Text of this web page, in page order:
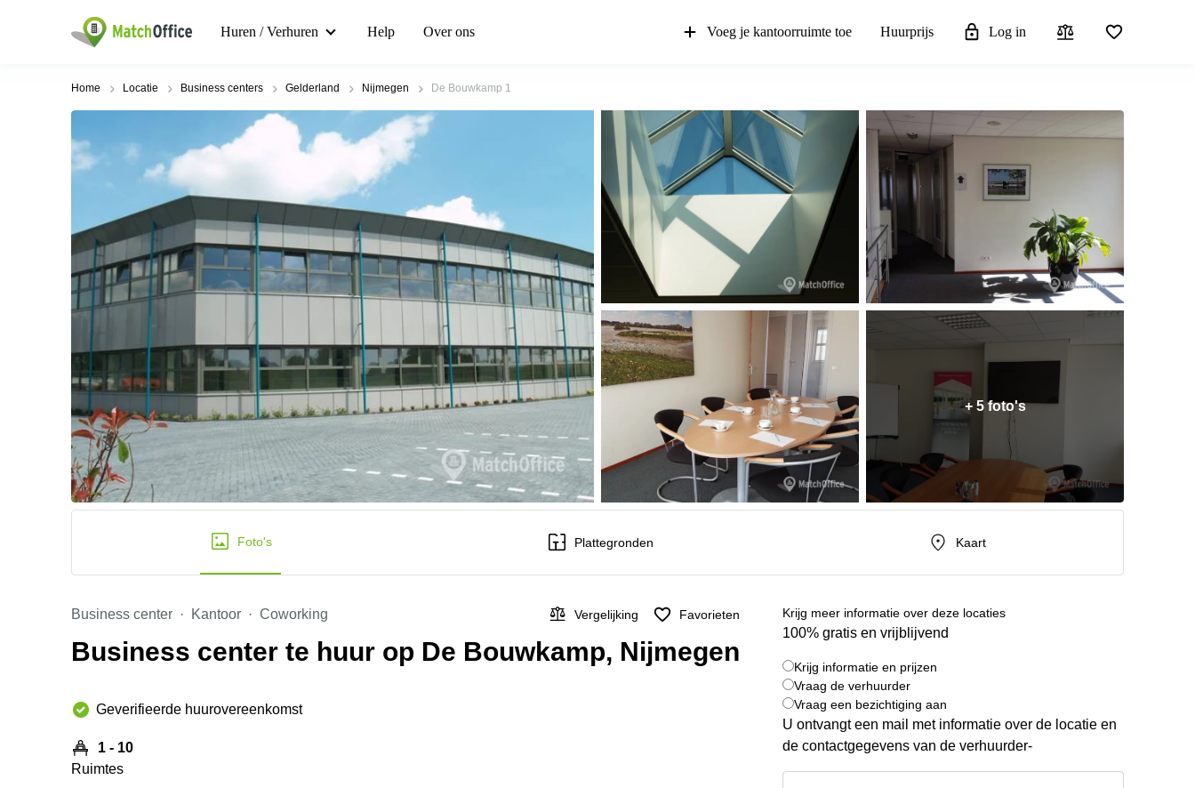
Huren / Verhuren Help Over ons Voeg je kantoorruimte toe Huurprijs Log in
Home Locatie Business centers Gelderland Nijmegen De Bouwkamp 1
+ 5 foto's
Foto's Plattegronden Kaart
Business center Kantoor Coworking Vergelijking Favorieten
Business center te huur op De Bouwkamp, Nijmegen
Geverifieerde huurovereenkomst
1 - 10
Ruimtes
Krijg meer informatie over deze locaties
100% gratis en vrijblijvend
Krijg informatie en prijzen
Vraag de verhuurder
Vraag een bezichtiging aan
U ontvangt een mail met informatie over de locatie en
de contactgegevens van de verhuurder-